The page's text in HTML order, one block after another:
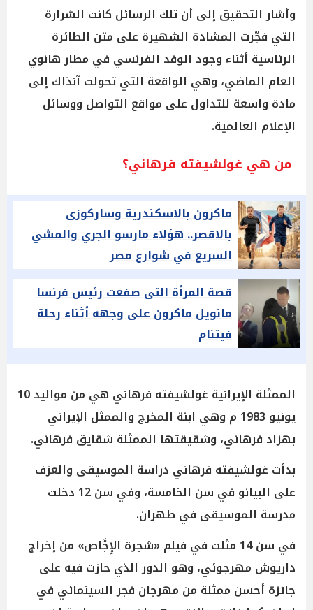
وأشار التحقيق إلى أن تلك الرسائل كانت الشرارة
التي فجّرت المشادة الشهيرة على متن الطائرة
الرئاسية أثناء وجود الوفد الفرنسي في مطار هانوي
العام الماضي، وهي الواقعة التي تحولت آنذاك إلى
مادة واسعة للتداول على مواقع التواصل ووسائل
الإعلام العالمية.
من هي غولشيفته فرهاني؟
ماكرون بالاسكندرية وساركوزى
بالاقصر.. هؤلاء مارسو الجري والمشي
السريع في شوارع مصر
قصة المرأة التى صفعت رئيس فرنسا
مانويل ماكرون على وجهه أثناء رحلة
فيتنام
الممثلة الإيرانية غولشيفته فرهاني هي من مواليد 10
يونيو 1983 م وهي ابنة المخرج والممثل الإيراني
بهزاد فرهاني، وشقيقتها الممثلة شقايق فرهاني.
بدأت غولشيفته فرهاني دراسة الموسيقى والعزف
على البيانو في سن الخامسة، وفي سن 12 دخلت
مدرسة الموسيقى في طهران.
في سن 14 مثلت في فيلم «شجرة الإِجَّاص» من إخراج
داريوش مهرجوئي، وهو الدور الذي حازت فيه على
جائزة أحسن ممثلة من مهرجان فجر السينمائي في